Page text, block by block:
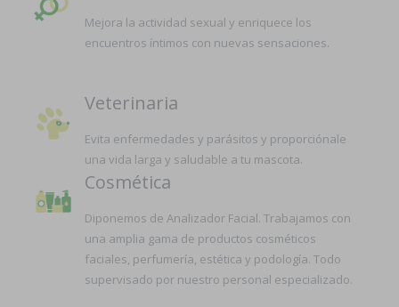
Mejora la actividad sexual y enriquece los
encuentros íntimos con nuevas sensaciones.
Veterinaria
Evita enfermedades y parásitos y proporciónale
una vida larga y saludable a tu mascota.
Cosmética
Diponemos de Analizador Facial. Trabajamos con
una amplia gama de productos cosméticos
faciales, perfumería, estética y podología. Todo
supervisado por nuestro personal especializado.